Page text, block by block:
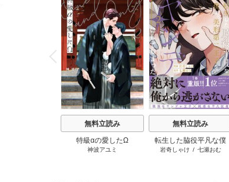
P
r
e
v
i
o
u
s
無料立読み
特級αの愛したΩ
神波アユミ
無料立読み
転生した脇役平凡な僕
は、美形第二王子をヤン
岩奇しゃけ / 七瀬おむ